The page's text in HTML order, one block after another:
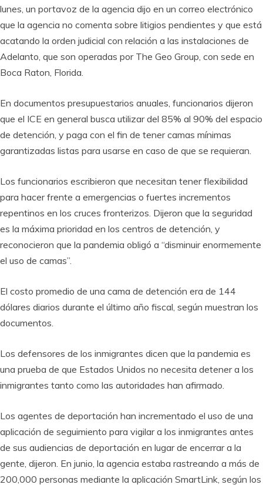
lunes, un portavoz de la agencia dijo en un correo electrónico
que la agencia no comenta sobre litigios pendientes y que está
acatando la orden judicial con relación a las instalaciones de
Adelanto, que son operadas por The Geo Group, con sede en
Boca Raton, Florida.
En documentos presupuestarios anuales, funcionarios dijeron
que el ICE en general busca utilizar del 85% al 90% del espacio
de detención, y paga con el fin de tener camas mínimas
garantizadas listas para usarse en caso de que se requieran.
Los funcionarios escribieron que necesitan tener flexibilidad
para hacer frente a emergencias o fuertes incrementos
repentinos en los cruces fronterizos. Dijeron que la seguridad
es la máxima prioridad en los centros de detención, y
reconocieron que la pandemia obligó a “disminuir enormemente
el uso de camas”.
El costo promedio de una cama de detención era de 144
dólares diarios durante el último año fiscal, según muestran los
documentos.
Los defensores de los inmigrantes dicen que la pandemia es
una prueba de que Estados Unidos no necesita detener a los
inmigrantes tanto como las autoridades han afirmado.
Los agentes de deportación han incrementado el uso de una
aplicación de seguimiento para vigilar a los inmigrantes antes
de sus audiencias de deportación en lugar de encerrar a la
gente, dijeron. En junio, la agencia estaba rastreando a más de
200,000 personas mediante la aplicación SmartLink, según los